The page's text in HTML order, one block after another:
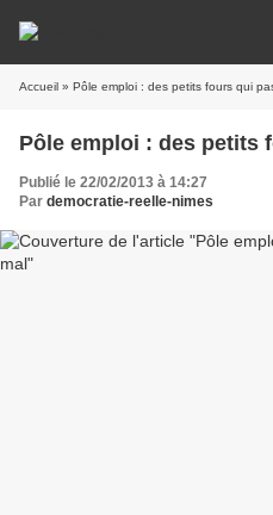
Accueil » Pôle emploi : des petits fours qui
Pôle emploi : des petits
Publié le 22/02/2013 à 14:27
Par democratie-reelle-nimes